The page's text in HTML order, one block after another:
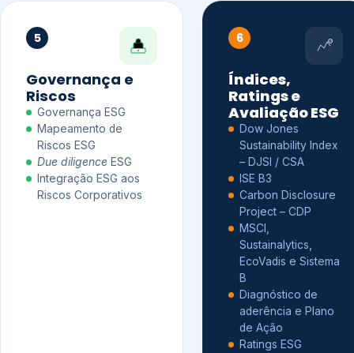
5
Governança e
Riscos
Governança ESG
Mapeamento de
Riscos ESG
Due diligence ESG
Integração ESG aos
Riscos Corporativos
6
Índices,
Ratings e
Avaliação ESG
Dow Jones
Sustainability Index
– DJSI / CSA
ISE B3
Carbon Disclosure
Project – CDP
MSCI,
Sustainalytics,
EcoVadis e Sistema
B
Diagnóstico de
aderência e Plano
de Ação
Ratings ESG